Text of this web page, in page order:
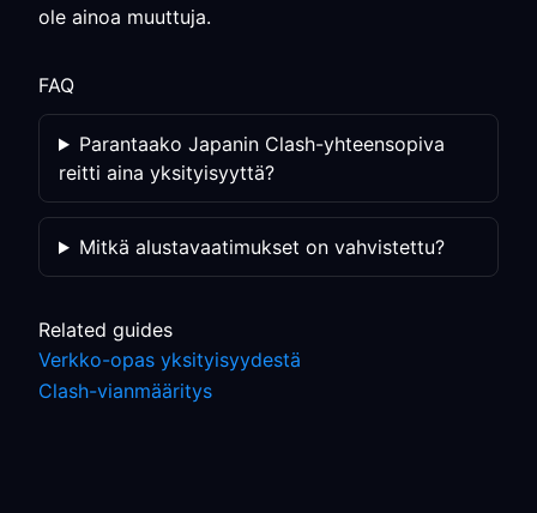
ole ainoa muuttuja.
FAQ
Parantaako Japanin Clash-yhteensopiva
reitti aina yksityisyyttä?
Mitkä alustavaatimukset on vahvistettu?
Related guides
Verkko-opas yksityisyydestä
Clash-vianmääritys